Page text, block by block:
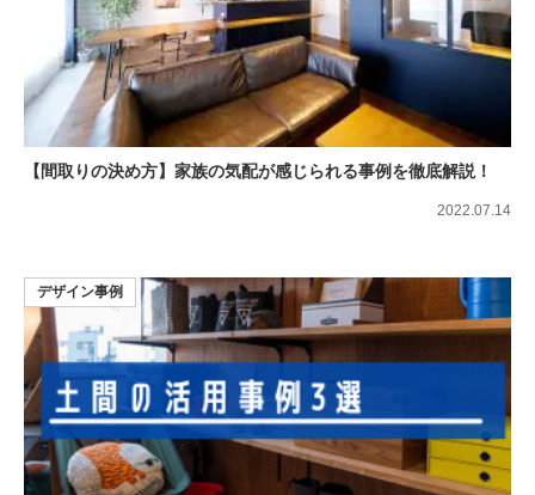
【間取りの決め方】家族の気配が感じられる事例を徹底解説！
2022.07.14
デザイン事例